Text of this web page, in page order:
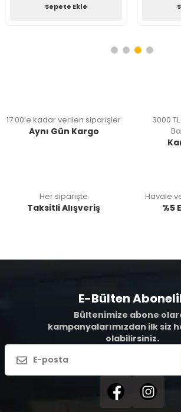
Sepete Ekle
17:00’e kadar verilen siparişler
Aynı Gün Kargo
3000
Her siparişte
Taksitli Alışveriş
Havale
%5
E-Bülten
Bültenimize abone
kampanyalarımızdan ilk siz
olabilirsiniz.